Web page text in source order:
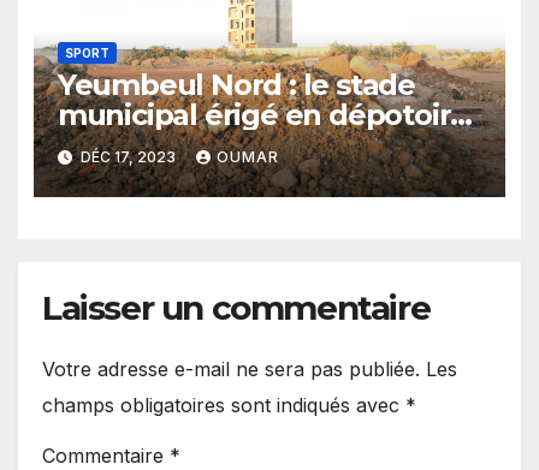
SPORT
Yeumbeul Nord : le stade
municipal érigé en dépotoir
de gravats
DÉC 17, 2023 OUMAR
Laisser un commentaire
Votre adresse e-mail ne sera pas publiée. Les
champs obligatoires sont indiqués avec *
Commentaire *